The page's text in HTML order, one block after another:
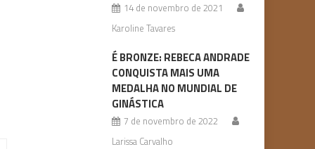
14 de novembro de 2021
Karoline Tavares
É BRONZE: REBECA ANDRADE
CONQUISTA MAIS UMA
MEDALHA NO MUNDIAL DE
GINÁSTICA
7 de novembro de 2022
Larissa Carvalho